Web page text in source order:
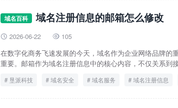
域名百科 域名注册信息的邮箱怎么修改
 2026-06-22  105
在数字化商务飞速发展的今天，域名作为企业网络品牌的
重要。邮箱作为域名注册信息中的核心内容，不仅关系到
垦派科技 域名安全 域名服务 域名注册信息